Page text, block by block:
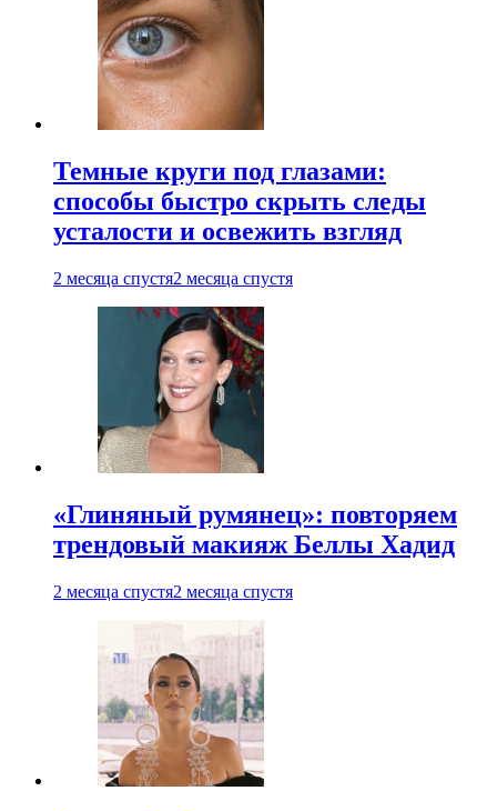
Темные круги под глазами:
способы быстро скрыть следы
усталости и освежить взгляд
2 месяца спустя2 месяца спустя
«Глиняный румянец»: повторяем
трендовый макияж Беллы Хадид
2 месяца спустя2 месяца спустя